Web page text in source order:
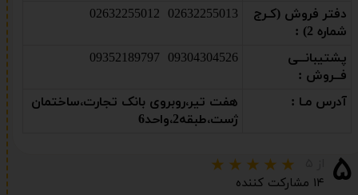
دفتر فروش (کـرج
شماره 2) :
02632255013 02632255012
پشتیبانــی
فــروش :
09304304526 09352189797
آدرس مـا :
هفت تیر،روبروی بانک تجارت،ساختمان
ژست،طبقه2،واحد6
۵ ۱۴ مشارکت کننده